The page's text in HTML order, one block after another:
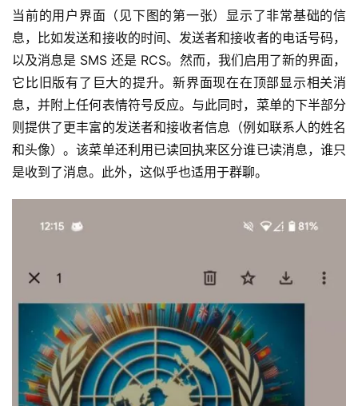
当前的用户界面（见下图的第一张）显示了非常基础的信
息，比如发送和接收的时间、发送者和接收者的电话号码，
以及消息是 SMS 还是 RCS。然而，我们启用了新的界面，
它比旧版有了巨大的提升。新界面现在在顶部显示相关消
息，并附上任何表情符号反应。与此同时，菜单的下半部分
则提供了更丰富的发送者和接收者信息（例如联系人的姓名
和头像）。该菜单还利用已读回执来区分谁已读消息，谁只
是收到了消息。此外，这似乎也适用于群聊。